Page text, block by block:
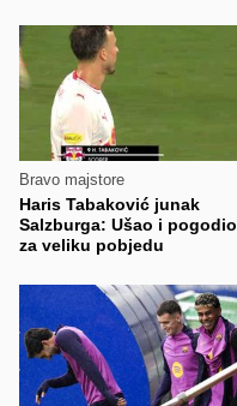
Bravo majstore
Haris Tabaković junak
Salzburga: Ušao i pogodio
za veliku pobjedu